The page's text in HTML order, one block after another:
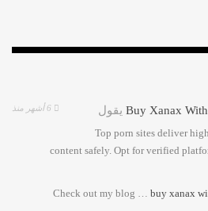
Buy Xanax يقول
Top porn sites deliver
content safely. Opt for verified
Check out my blog … buy xanax